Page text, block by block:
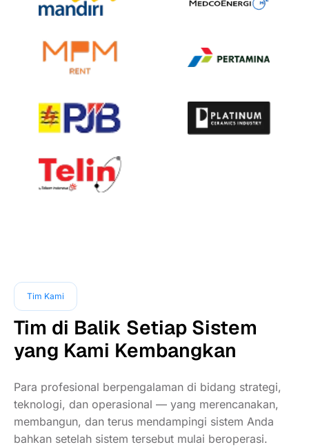
Tim Kami
Tim di Balik Setiap Sistem
yang Kami Kembangkan
Para profesional berpengalaman di bidang strategi,
teknologi, dan operasional — yang merencanakan,
membangun, dan terus mendampingi sistem Anda
bahkan setelah sistem tersebut mulai beroperasi.